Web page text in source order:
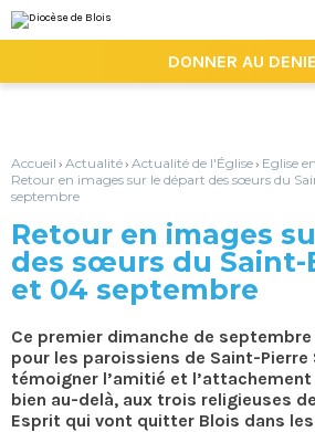
au
contenu.
la
personnels
DONNER AU
Accueil › Actualité› Actualité de l'Église› Eglise
Retour en images sur le départ des sœurs du
septembre
Retour en images
des sœurs du Saint-
et 04 septembre
Ce premier dimanche de septembre
pour les paroissiens de Saint-Pierre
témoigner l’amitié et
bien au-delà, aux trois religieuses
Esprit qui vont quitter Blois dans